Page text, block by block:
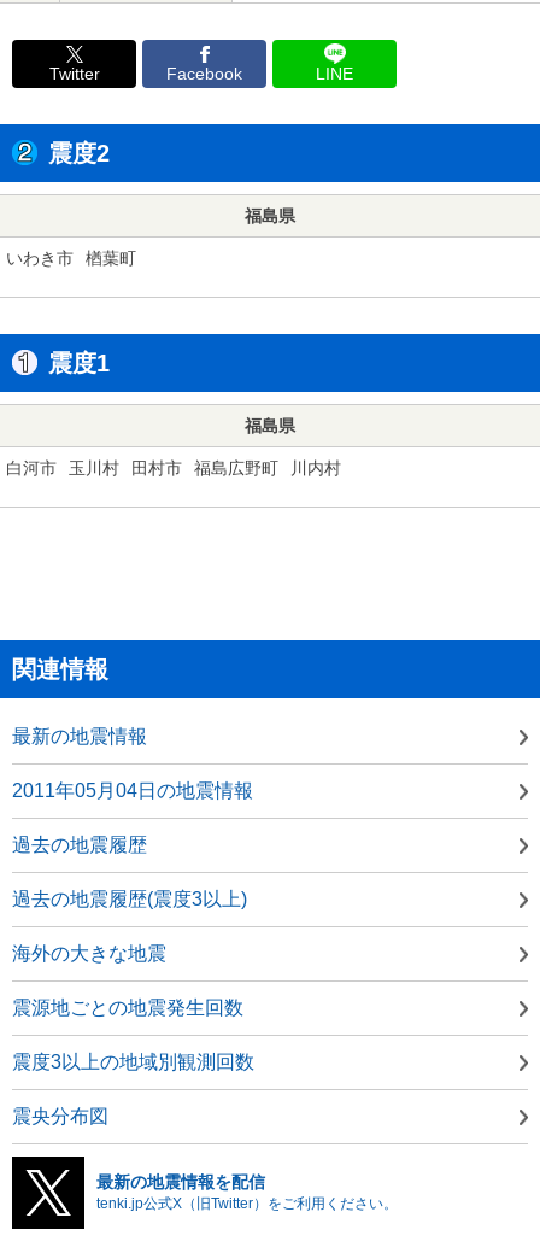
Twitter Facebook LINE
震度2
福島県
いわき市 楢葉町
震度1
福島県
白河市 玉川村 田村市 福島広野町 川内村
関連情報
最新の地震情報
2011年05月04日の地震情報
過去の地震履歴
過去の地震履歴(震度3以上)
海外の大きな地震
震源地ごとの地震発生回数
震度3以上の地域別観測回数
震央分布図
最新の地震情報を配信
tenki.jp公式X（旧Twitter）をご利用ください。